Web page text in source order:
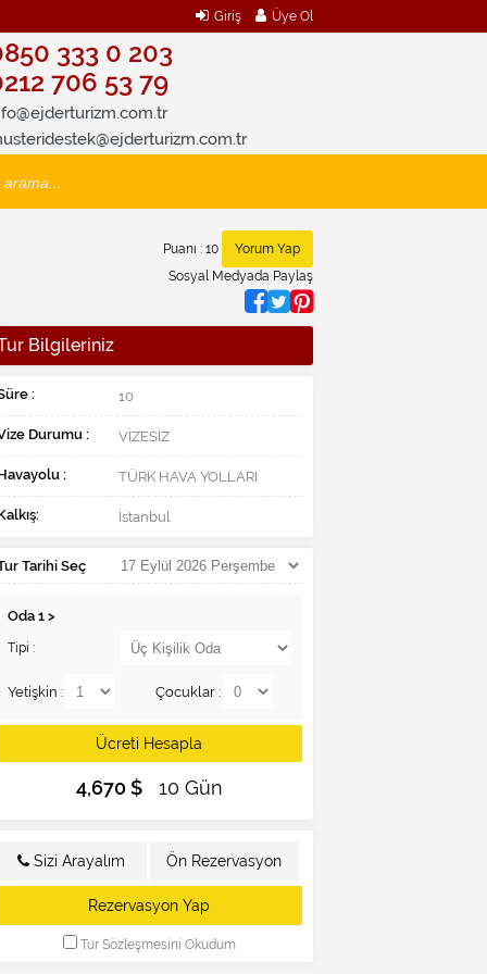
Giriş Üye Ol
333 0 203
706 53 79
Puanı : 10
Yorum Yap
Sosyal Medyada Paylaş
Bilgileriniz
: 10
Durumu : VİZESİZ
: TÜRK HAVA YOLLARI
İstanbul
Tarihi Seç
Oda 1>
Tipi :
Yetişkin : Çocuklar :
Ücreti Hesapla
4,670 $ 10 Gün
Sizi Arayalım Ön Rezervasyon
Rezervasyon Yap
Tur Sözleşmesini Okudum